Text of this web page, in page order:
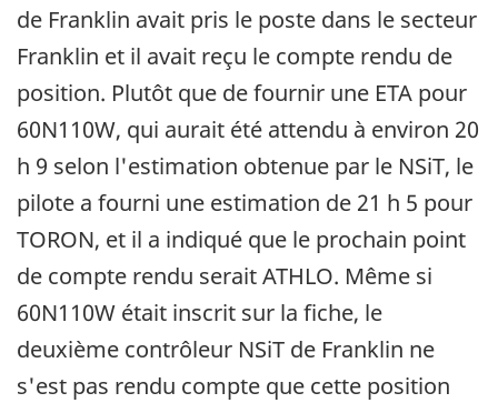
de Franklin avait pris le poste dans le secteur
Franklin et il avait reçu le compte rendu de
position. Plutôt que de fournir une ETA pour
60N110W, qui aurait été attendu à environ 20
h 9 selon l'estimation obtenue par le NSiT, le
pilote a fourni une estimation de 21 h 5 pour
TORON, et il a indiqué que le prochain point
de compte rendu serait ATHLO. Même si
60N110W était inscrit sur la fiche, le
deuxième contrôleur NSiT de Franklin ne
s'est pas rendu compte que cette position